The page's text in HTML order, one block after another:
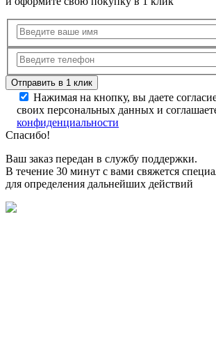
Нажимая на кнопку, вы даете
своих персональных данных и
конфиденциальности
Спасибо!
Ваш заказ передан в службу поддержки.
В течение 30 минут с вами свяжется
для определения дальнейших действий